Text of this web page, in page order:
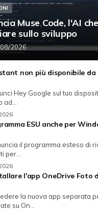
Muse Code, l'AI
sullo sviluppo
2026
non più disponibile
Hey Google sul tuo
ESU anche per
il programma esteso di
per...
l'app OneDrive Foto
la nuova app separata
su On...